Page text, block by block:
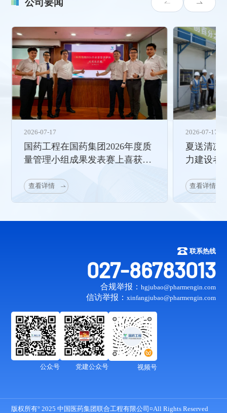
公司要闻
2026-07-17
夏送清凉 关爱一线|国药工程助
力建设者清凉一“夏”
查看详情
2026-07-17
深化交流
——太极
查看详情
联系热线
027-86783013
合规举报： hgjubao@pharmengin.com
信访举报： xinfangjubao@pharmengin.com
公众号 党建公众号 视频号
版权所有° 2025 中国医药集团联合工程有限公司¤All Rights Reserved